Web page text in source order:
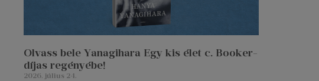
Olvass bele Yanagihara Egy kis élet c. Booker-
díjas regényébe!
2026. július 24.